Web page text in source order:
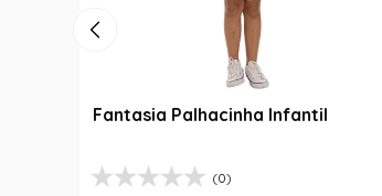
Fantasia Palhacinha Infantil
(0)